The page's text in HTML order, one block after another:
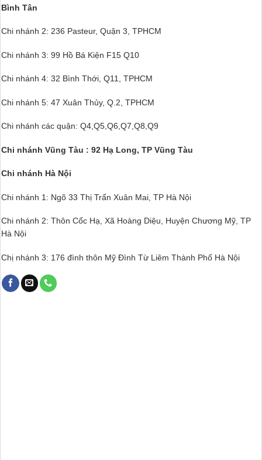
Bình Tân
Chi nhánh 2: 236 Pasteur, Quận 3, TPHCM
Chi nhánh 3: 99 Hồ Bá Kiện F15 Q10
Chi nhánh 4: 32 Bình Thới, Q11, TPHCM
Chi nhánh 5: 47 Xuân Thủy, Q.2, TPHCM
Chi nhánh các quận: Q4,Q5,Q6,Q7,Q8,Q9
Chi nhánh Vũng Tàu : 92 Hạ Long, TP Vũng Tàu
Chi nhánh Hà Nội
Chi nhánh 1: Ngõ 33 Thị Trấn Xuân Mai, TP Hà Nội
Chi nhánh 2: Thôn Cốc Hạ, Xã Hoàng Diệu, Huyện Chương Mỹ, TP
Hà Nội
Chị nhánh 3: 176 đình thôn Mỹ Đình Từ Liêm Thành Phố Hà Nội